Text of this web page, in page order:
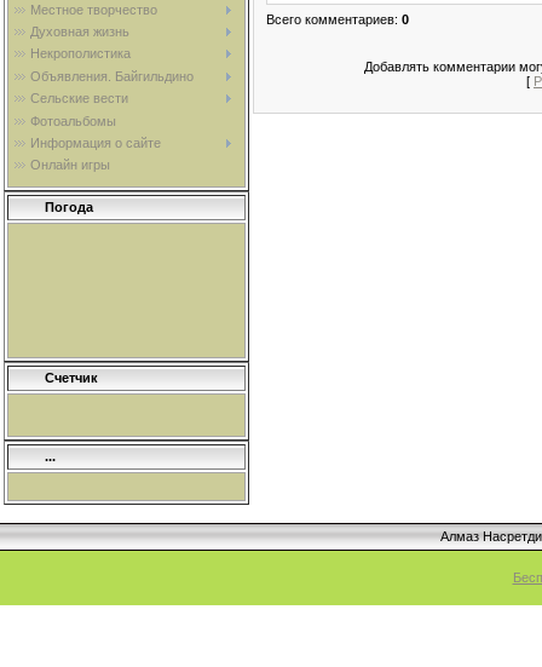
Местное творчество
Духовная жизнь
Некрополистика
Объявления. Байгильдино
Сельские вести
Фотоальбомы
Информация о сайте
Онлайн игры
Погода
Счетчик
...
Всего комментариев: 0
Добавлять комментарии
[
Алмаз